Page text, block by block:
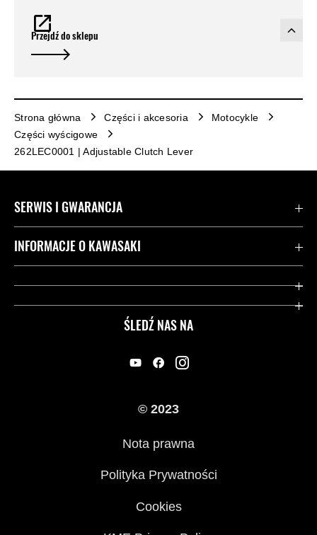
Przejdź do sklepu
Strona główna Części i akcesoria
Motocykle
Części wyścigowe
262LEC0001 | Adjustable Clutch Lever
ŚLEDŹ NAS NA
SERWIS I GWARANCJA
Kontakt
Przydatne strony
INFORMACJE O KAWASAKI
Dziedzictwo Kawasaki
© 2023
Nota prawna
Polityka Prywatności
Cookies